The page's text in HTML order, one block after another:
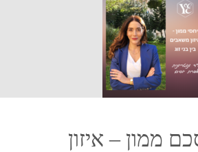
ממון – איזון